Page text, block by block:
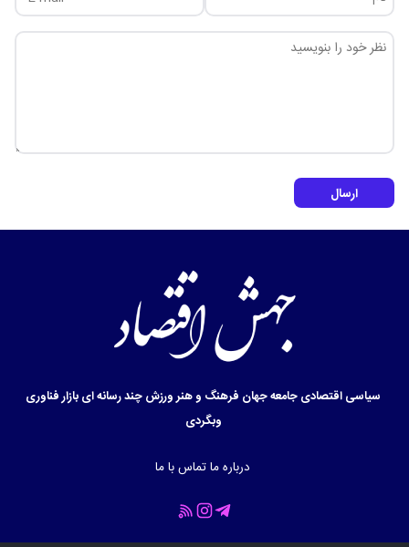
ارسال
سیاسیاقتصادیجامعهجهان فرهنگ و هنرورزشچند رسانه ایبازارفناوری
وبگردی
درباره ماتماس با ما